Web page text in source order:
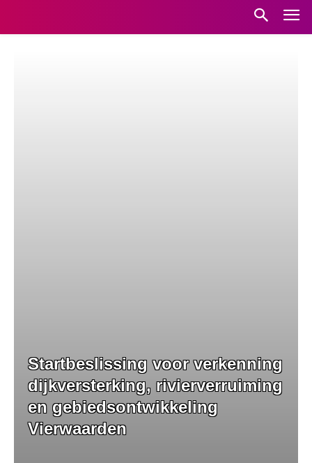
Startbeslissing voor verkenning
dijkversterking, rivierverruiming
en gebiedsontwikkeling
Vierwaarden